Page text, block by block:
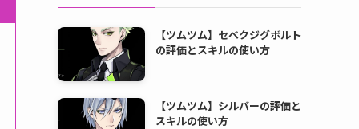
【ツムツム】セベクジグボルト
の評価とスキルの使い方
【ツムツム】シルバーの評価と
スキルの使い方